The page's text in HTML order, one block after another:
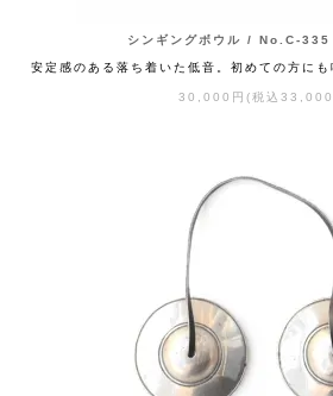
シンギングボウル / No.C-
安定感のある落ち着いた低音。初めての方にも
30,000円(税込33,000